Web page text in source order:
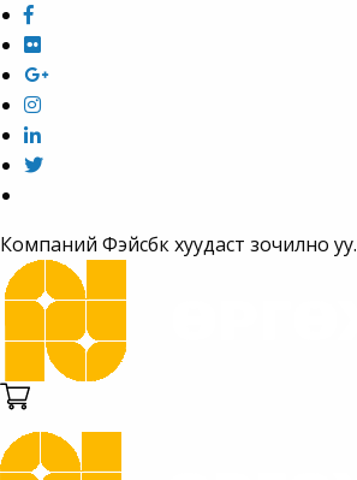
Компаний Фэйсбүүк хуудаст зочилно уу.